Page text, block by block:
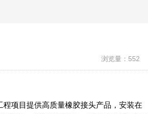
浏览量：552
项目提供高质量橡胶接头产品，安装在